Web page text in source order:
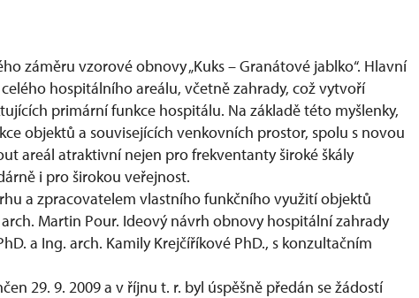
záměru vzorové obnovy „Kuks – Granátové jablko“. Hlavní
hospitálního areálu, včetně zahrady, což vytvoří
primární funkce hospitálu. Na základě této myšlenky,
objektů a souvisejících venkovních prostor, spolu s novou
areál atraktivní nejen pro frekventanty široké škály
i pro širokou veřejnost.
a zpracovatelem vlastního funkčního využití objektů
Martin Pour. Ideový návrh obnovy hospitální zahrady
a Ing. arch. Kamily Krejčíříkové PhD., s konzultačním
29. 9. 2009 a v říjnu t. r. byl úspěšně předán se žádostí